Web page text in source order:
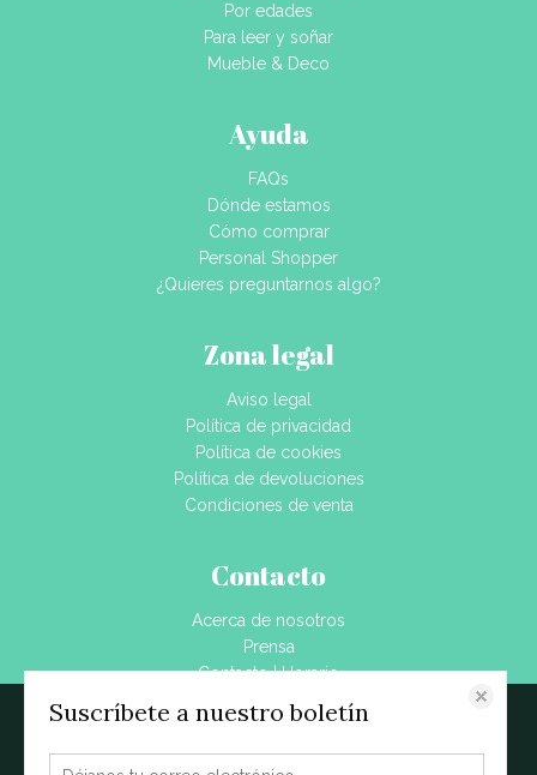
Por edades
Para leer y soñar
Mueble & Deco
Ayuda
FAQs
Dónde estamos
Cómo comprar
Personal Shopper
¿Quieres preguntarnos algo?
Zona legal
Aviso legal
Política de privacidad
Política de cookies
Política de devoluciones
Condiciones de venta
Contacto
Acerca de nosotros
Prensa
Contacto | Horario
Blog
Este sitio web almacena datos como cookies para habilitar la funcionalidad
Suscríbete a nuestro boletín